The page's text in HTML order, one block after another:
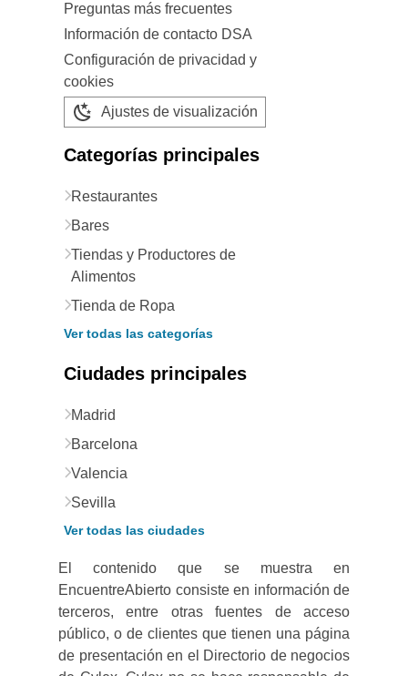
Preguntas más frecuentes
Información de contacto DSA
Configuración de privacidad y
cookies
Ajustes de visualización
Categorías principales
Restaurantes
Bares
Tiendas y Productores de
Alimentos
Tienda de Ropa
Ver todas las categorías
Ciudades principales
Madrid
Barcelona
Valencia
Sevilla
Ver todas las ciudades
El contenido que se muestra en
EncuentreAbierto consiste en información de
terceros, entre otras fuentes de acceso
público, o de clientes que tienen una página
de presentación en el Directorio de negocios